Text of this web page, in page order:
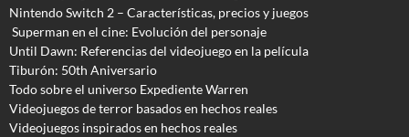
Nintendo Switch 2 – Características, precios y juegos
Superman en el cine: Evolución del personaje
Until Dawn: Referencias del videojuego en la película
Tiburón: 50th Aniversario
Todo sobre el universo Expediente Warren
Videojuegos de terror basados en hechos reales
Videojuegos inspirados en hechos reales